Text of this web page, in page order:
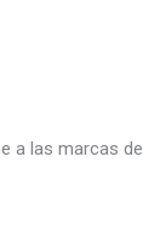
a las marcas de